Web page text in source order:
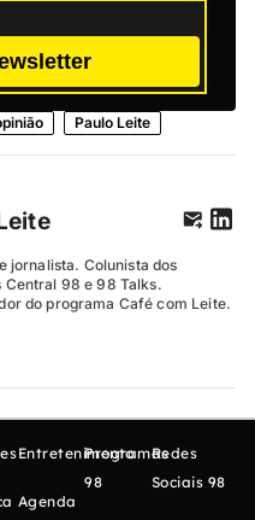
Paulo Leite
jornalista. Colunista dos
Central 98 e 98 Talks.
do programa Café com Leite.
Entretenimento
Agenda
Programas
98
Redes
Sociais 98